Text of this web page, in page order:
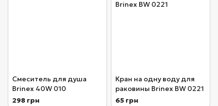
Смеситель для душа
Brinex 40W 010
298 грн
Кран на одну воду для
раковины Brinex BW 0221
65 грн